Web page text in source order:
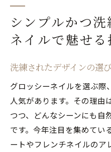
シンプルかつ
ネイルで魅せる
洗練されたデザインの選
グロッシーネイルを選ぶ際
人気があります。その理由
つつ、どんなシーンにも自
です。今年注目を集めてい
ートやフレンチネイルのア